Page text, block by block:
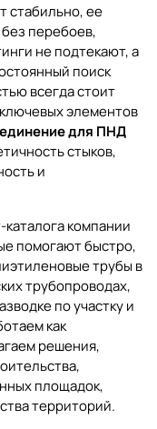
стабильно, ее
перебоев,
не подтекают, а
поиск
всегда стоит
элементов
для ПНД
стыков,
и
компании
помогают быстро,
трубы в
трубопроводах,
по участку и
как
решения,
площадок,
территорий.